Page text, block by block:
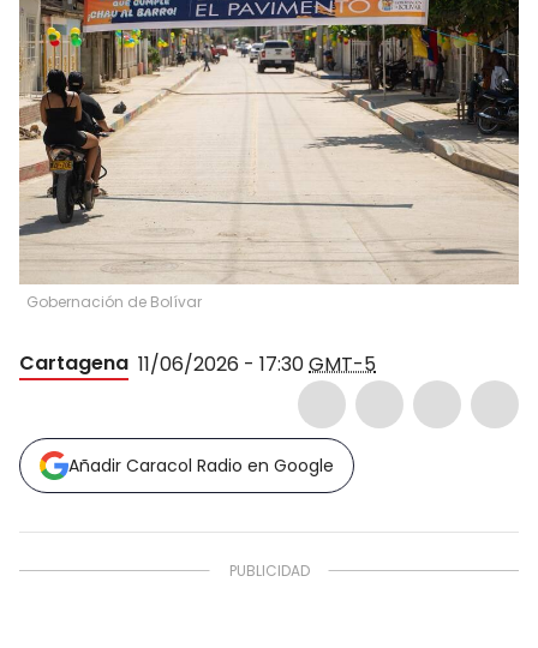
Gobernación de Bolívar
Cartagena 11/06/2026 - 17:30GMT-5
Añadir Caracol Radio en Google